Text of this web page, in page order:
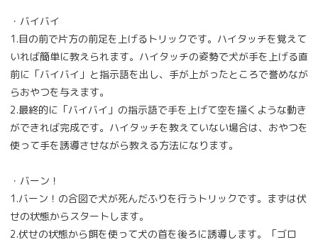
・バイバイ
1.目の前で片方の前足を上げるトリックです。ハイタッチを覚えて
いれば簡単に教えられます。ハイタッチの姿勢で犬が手を上げる直
前に「バイバイ」と指示語を出し、手が上がったところで誉めなが
らおやつを与えます。
2.最終的に「バイバイ」の指示語で手を上げて空を掻くような動き
ができれば完成です。ハイタッチを教えていない場合は、おやつを
使って手を誘導させながら教える方法になります。
・バーン！
1.バーン！の合図で犬が死んだふりを行うトリックです。まずは伏
せの状態からスタートします。
2.伏せの状態から餌を使って犬の首を後ろに誘導します。「ゴロ